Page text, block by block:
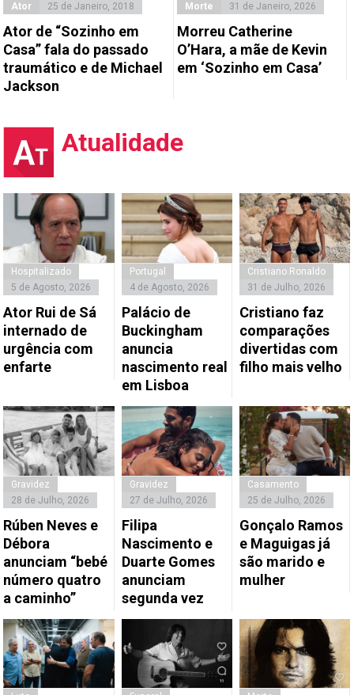
Ator 25 de Janeiro, 2018
Ator de “Sozinho em
Casa” fala do passado
traumático e de Michael
Jackson
Morte 31 de Janeiro, 2026
Morreu Catherine
O’Hara, a mãe de Kevin
em ‘Sozinho em Casa’
Atualidade
Hospitalizado
5 de Agosto, 2026
Ator Rui de Sá
internado de
urgência com
enfarte
Portugal
4 de Agosto, 2026
Palácio de
Buckingham
anuncia
nascimento real
em Lisboa
Cristiano Ronaldo
31 de Julho, 2026
Cristiano faz
comparações
divertidas com
filho mais velho
Gravidez
28 de Julho, 2026
Rúben Neves e
Débora
anunciam “bebé
número quatro
a caminho”
Gravidez
27 de Julho, 2026
Filipa
Nascimento e
Duarte Gomes
anunciam
segunda vez
Casamento
25 de Julho, 2026
Gonçalo Ramos
e Maguigas já
são marido e
mulher